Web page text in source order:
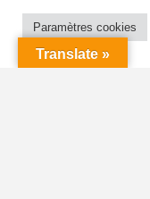
🏠18 allée du lac
☎️
Paramètres cookies
Translate »